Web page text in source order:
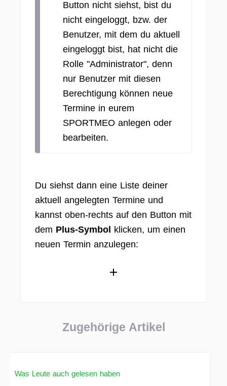
Button nicht siehst, bist du
nicht eingeloggt, bzw. der
Benutzer, mit dem du aktuell
eingeloggt bist, hat nicht die
Rolle "Administrator", denn
nur Benutzer mit diesen
Berechtigung können neue
Termine in eurem
SPORTMEO anlegen oder
bearbeiten.
Du siehst dann eine Liste deiner
aktuell angelegten Termine und
kannst oben-rechts auf den Button mit
dem Plus-Symbol
klicken, um einen
neuen Termin anzulegen:
Zugehörige Artikel
Was Leute auch gelesen haben